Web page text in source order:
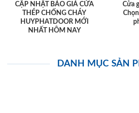
CẬP NHẬT BÁO GIÁ CỬA
THÉP CHỐNG CHÁY
HUYPHATDOOR MỚI
NHẤT HÔM NAY
Cửa
DANH MỤC SẢN